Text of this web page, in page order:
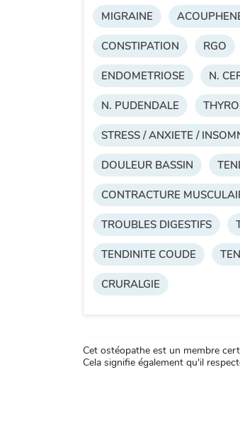
MIGRAINE
CONSTIPATION RGO
ENDOMETRIOSE N.
N. PUDENDALE
STRESS / ANXIETE /
DOULEUR BASSIN
CONTRACTURE
TROUBLES DIGESTIFS
TENDINITE COUDE
CRURALGIE
Cet ostéopathe est un membre
Cela signifie également qu'il